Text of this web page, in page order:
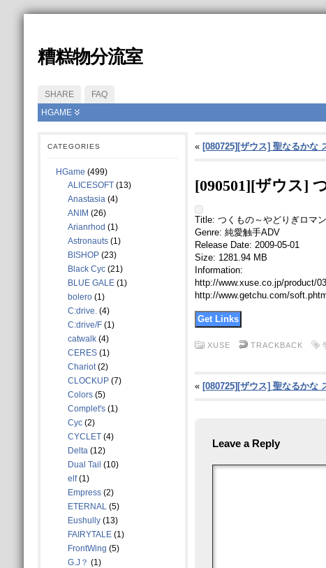
糟糕物分流室
SHARE
FAQ
HGAME
CATEGORIES
HGame (499)
ALICESOFT(13)
Anastasia(4)
ANIM (26)
Arianrhod (1)
Astronauts(1)
BISHOP(23)
Black Cyc(21)
BLUE GALE(1)
bolero(1)
C:drive.(4)
C:drive/F(1)
catwalk(4)
CERES(1)
Chariot(2)
CLOCKUP(7)
Colors(5)
Complet's(1)
Cyc(2)
CYCLET(4)
Delta(12)
Dual Tail (10)
elf(1)
Empress(2)
ETERNAL(5)
Eushully(13)
FAIRYTALE(1)
FrontWing (5)
G.J？ (1)
« [080725][ザウス] 聖なるかな
[090501][ザウス]
Title: つくもの～やどりぎロマ
Genre: 純愛触手ADV
Release Date: 2009-05-01
Size: 1281.94 MB
Information:
http://www.xuse.co.jp/product/
http://www.getchu.com/
XUSE TRACKBACK
« [080725][ザウス] 聖なるかな
Leave a Reply